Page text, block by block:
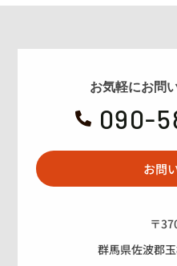
お気軽にお問
 090-
お問
〒
群馬県佐波郡